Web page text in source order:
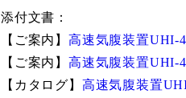
添付文書：
【ご案内】 高速気腹装置UHI-
【ご案内】 高速気腹装置UHI-
【カタログ】 高速気腹装置